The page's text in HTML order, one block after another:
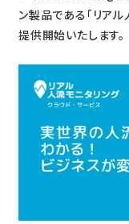
ン製品である「リアル
提供開始いたします。